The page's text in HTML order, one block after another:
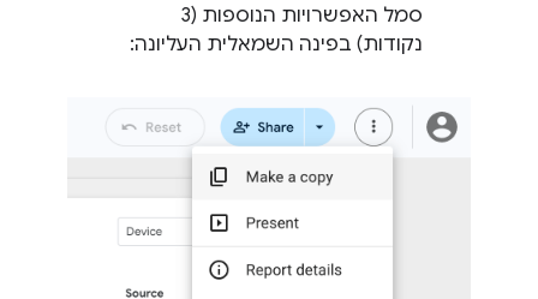
סמל האפשרויות הנוספות (3
נקודות) בפינה השמאלית העליונה: